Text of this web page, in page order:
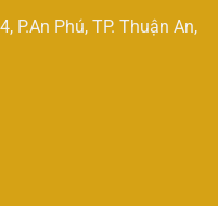
P.An Phú, TP. Thuận An,